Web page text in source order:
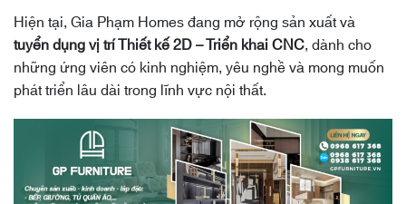
Hiện tại, Gia Phạm Homes đang mở rộng sản xuất và
tuyển dụng vị trí Thiết kế 2D – Triển khai CNC, dành cho
những ứng viên có kinh nghiệm, yêu nghề và mong muốn
phát triển lâu dài trong lĩnh vực nội thất.